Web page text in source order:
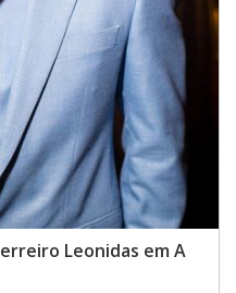
Leonidas em A